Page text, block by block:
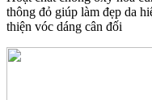
thông đỏ giúp làm đẹp da
thiện vóc dáng cân đối